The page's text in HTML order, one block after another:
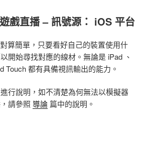
戲直播 – 訊號源： iOS 平台
算簡單，只要看好自己的裝置使用什
開始尋找對應的線材。無論是 iPad 、
Touch 都有具備視訊輸出的能力。
行說明，如不清楚為何無法以模擬器
請參照 導論 篇中的說明。